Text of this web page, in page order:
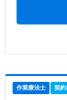
作業療法士 契